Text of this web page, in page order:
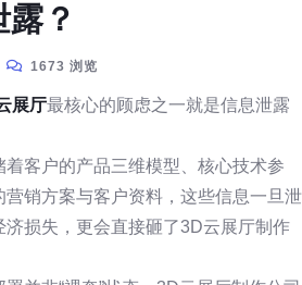
？
1673 浏览
展厅最核心的顾虑之一就是信息泄露
着客户的产品三维模型、核心技术参
销方案与客户资料，这些信息一旦泄
济损失，更会直接砸了3D云展厅制作